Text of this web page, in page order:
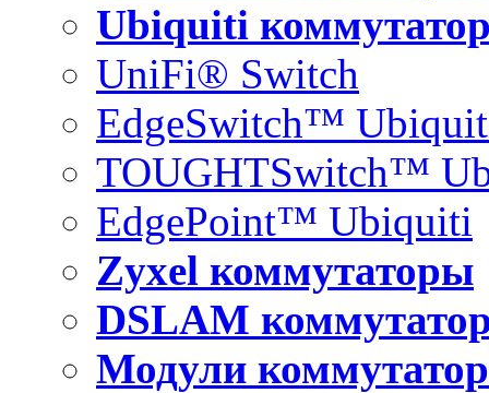
Ubiquiti
UniFi® Switch
EdgeSwitch™
TOUGHTSwitch™
EdgePoint™ Ubiquiti
Zyxel коммутаторы
DSLAM
Модули